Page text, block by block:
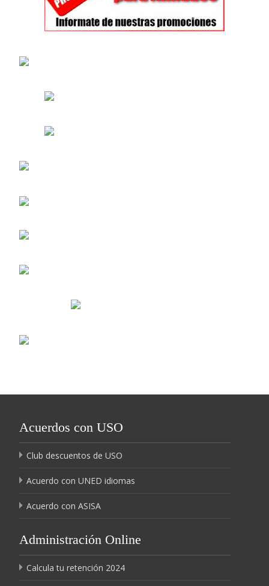
Acuerdos con USO
Club descuentos de USO
Acuerdo con UNED idiomas
Acuerdo con ASISA
Administración Online
Calcula tu retención 2024